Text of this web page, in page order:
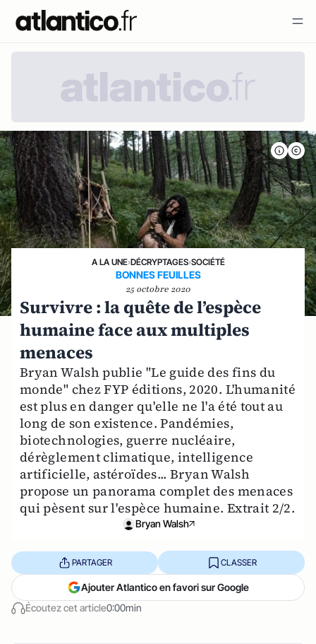
A LA UNE›DÉCRYPTAGES›SOCIÉTÉ
BONNES FEUILLES
25 octobre 2020
Survivre : la quête de l’espèce
humaine face aux multiples
menaces
Bryan Walsh publie "Le guide des fins du
monde" chez FYP éditions, 2020. L'humanité
est plus en danger qu'elle ne l'a été tout au
long de son existence. Pandémies,
biotechnologies, guerre nucléaire,
dérèglement climatique, intelligence
artificielle, astéroïdes... Bryan Walsh
propose un panorama complet des menaces
qui pèsent sur l'espèce humaine. Extrait 2/2.
Bryan Walsh
Écoutez cet article0:00min
PARTAGER CLASSER
Ajouter Atlantico en favori sur Google